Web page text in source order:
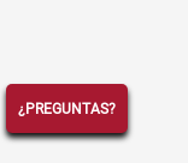
¿PREGUNTAS?